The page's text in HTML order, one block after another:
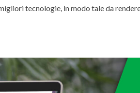
tecnologie, in modo tale da